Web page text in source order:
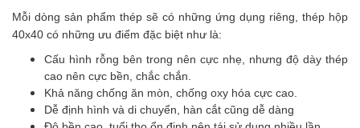
Mỗi dòng sản phẩm thép sẽ có những ứng dụng riêng, thép hộp
40x40 có những ưu điểm đặc biệt như là:
Cấu hình rỗng bên trong nên cực nhẹ, nhưng độ dày thép
cao nên cực bền, chắc chắn.
Khả năng chống ăn mòn, chống oxy hóa cực cao.
Dễ định hình và di chuyển, hàn cắt cũng dễ dàng